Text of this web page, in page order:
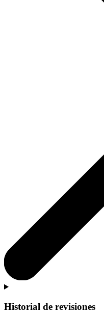
Historial de revisiones